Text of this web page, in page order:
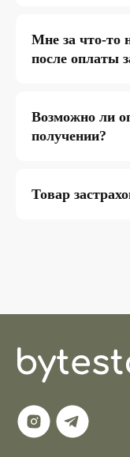
Мне за что-то
после оплаты
Возможно ли
получении?
Товар